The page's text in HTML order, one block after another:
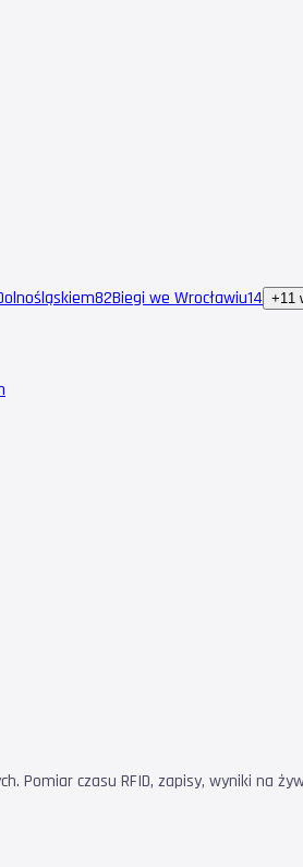
82Biegi we Wrocławiu14 +11
Pomiar czasu RFID, zapisy, wyniki na